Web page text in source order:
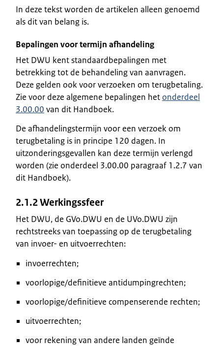
In deze tekst worden de artikelen alleen genoemd
als dit van belang is.
Bepalingen voor termijn afhandeling
Het DWU kent standaardbepalingen met
betrekking tot de behandeling van aanvragen.
Deze gelden ook voor verzoeken om terugbetaling.
Zie voor deze algemene bepalingen het onderdeel
3.00.00 van dit Handboek.
De afhandelingstermijn voor een verzoek om
terugbetaling is in principe 120 dagen. In
uitzonderingsgevallen kan deze termijn verlengd
worden (zie onderdeel 3.00.00 paragraaf 1.2.7 van
dit Handboek).
2.1.2 Werkingssfeer
Het DWU, de GVo.DWU en de UVo.DWU zijn
rechtstreeks van toepassing op de terugbetaling
van invoer- en uitvoerrechten:
invoerrechten;
voorlopige/definitieve antidumpingrechten;
voorlopige/definitieve compenserende rechten;
uitvoerrechten;
voor rekening van andere landen geïnde